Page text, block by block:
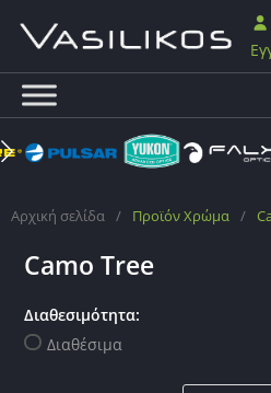
Αρχική σελίδα / Προϊόν Χρώμα /
Camo Tree
Διαθεσιμότητα:
Διαθέσιμα